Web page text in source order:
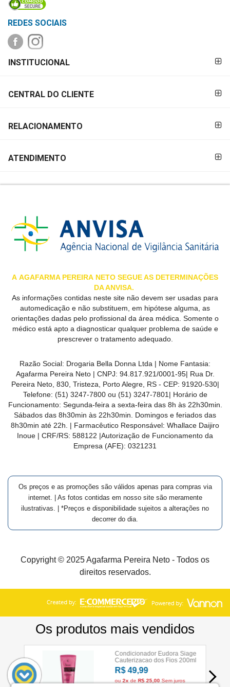
REDES SOCIAIS
PAGAMENTO
INSTITUCIONAL
CENTRAL DO CLIENTE
RELACIONAMENTO
ATENDIMENTO
A AGAFARMA PEREIRA NETO SEGUE AS DETERMINAÇÕES
DA ANVISA.
As informações contidas neste site não devem ser usadas para
automedicação e não substituem, em hipótese alguma, as
orientações dadas pelo profissional da área médica. Somente o
médico está apto a diagnosticar qualquer problema de saúde e
prescrever o tratamento adequado.
Razão Social: Drogaria Bella Donna Ltda | Nome Fantasia:
Agafarma Pereira Neto | CNPJ: 94.817.921/0001-95| Rua Dr.
Pereira Neto, 830, Tristeza, Porto Alegre, RS - CEP: 91920-530|
Telefone: (51) 3247-7800 ou (51) 3247-7801 | Horário de
Funcionamento: Segunda-feira a sexta-feira das 8h às 22h30min.
Sábados das 8h30min às 22h30min. Domingos e feriados das
8h30min até 22h. | Farmacêutico Responsável: Whallace Daijiro
Inoue | CRF/RS: 588122 |Autorização de Funcionamento da
Empresa (AFE): 0321231
Os preços e as promoções são válidos apenas para compras via
internet. | As fotos contidas em nosso site são meramente
ilustrativas. | *Preços e disponibilidade sujeitos a alterações no
decorrer do dia.
Copyright © 2025 Agafarma Pereira Neto - Todos os
direitos reservados.